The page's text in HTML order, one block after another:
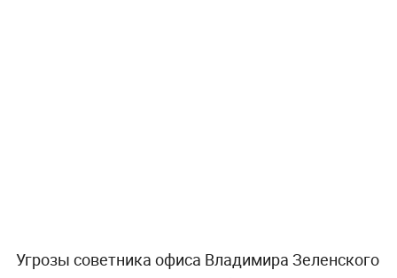
Угрозы советника офиса Владимира Зеленского